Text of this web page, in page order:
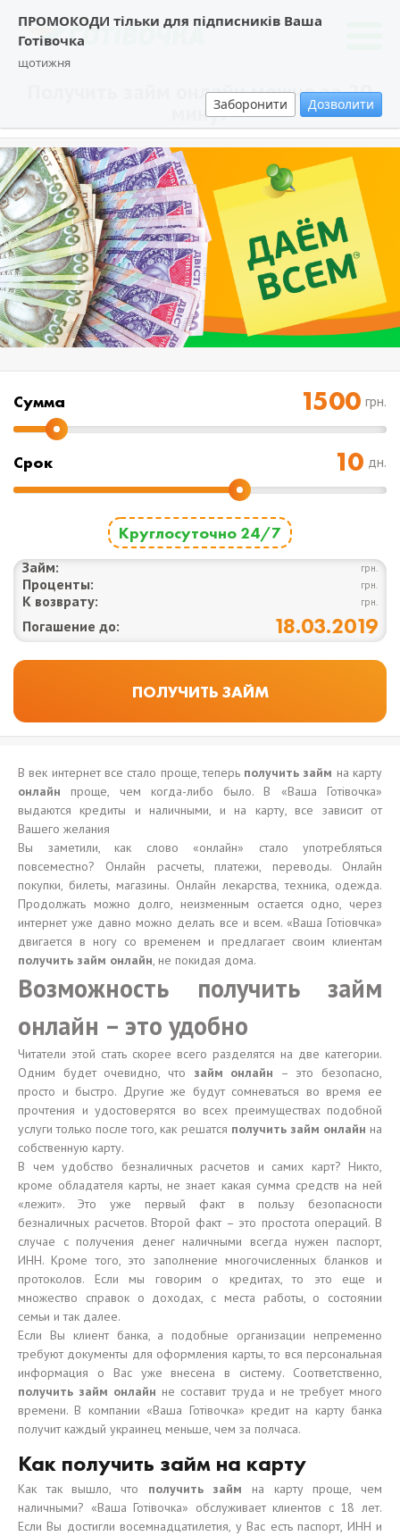
ПРОМОКОДИ тільки для підписників Ваша
Готівочка
щотижня
Заборонити Дозволити
Получить займ онлайн можно за 20
минут
Cумма грн.
Срок дн.
Круглосуточно 24/7
Займ: грн.
Проценты: грн.
К возврату: грн.
Погашение до: 18.03.2019
В век интернет все стало проще, теперь получить займ на карту
онлайн проще, чем когда-либо было. В «Ваша Готівочка»
выдаются кредиты и наличными, и на карту, все зависит от
Вашего желания
Вы заметили, как слово «онлайн» стало употребляться
повсеместно? Онлайн расчеты, платежи, переводы. Онлайн
покупки, билеты, магазины. Онлайн лекарства, техника, одежда.
Продолжать можно долго, неизменным остается одно, через
интернет уже давно можно делать все и всем. «Ваша Готіовчка»
двигается в ногу со временем и предлагает своим клиентам
получить займ онлайн, не покидая дома.
Возможность получить займ
онлайн – это удобно
Читатели этой стать скорее всего разделятся на две категории.
Одним будет очевидно, что займ онлайн – это безопасно,
просто и быстро. Другие же будут сомневаться во время ее
прочтения и удостоверятся во всех преимуществах подобной
услуги только после того, как решатся получить займ онлайн на
собственную карту.
В чем удобство безналичных расчетов и самих карт? Никто,
кроме обладателя карты, не знает какая сумма средств на ней
«лежит». Это уже первый факт в пользу безопасности
безналичных расчетов. Второй факт – это простота операций. В
случае с получения денег наличными всегда нужен паспорт,
ИНН. Кроме того, это заполнение многочисленных бланков и
протоколов. Если мы говорим о кредитах, то это еще и
множество справок о доходах, с места работы, о состоянии
семьи и так далее.
Если Вы клиент банка, а подобные организации непременно
требуют документы для оформления карты, то вся персональная
информация о Вас уже внесена в систему. Соответственно,
получить займ онлайн не составит труда и не требует много
времени. В компании «Ваша Готівочка» кредит на карту банка
получит каждый украинец меньше, чем за полчаса.
Как получить займ на карту
Как так вышло, что получить займ на карту проще, чем
наличными? «Ваша Готівочка» обслуживает клиентов с 18 лет.
Если Вы достигли восемнадцатилетия, у Вас есть паспорт, ИНН и